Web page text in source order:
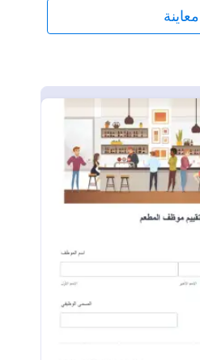
حسب رغبتك الشخصية. لن
الفوضوي لنماذج الورق - انتقل
معاينة